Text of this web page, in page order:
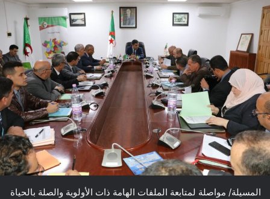
المسيلة/ مواصلة لمتابعة الملفات الهامة ذات الأولوية والصلة بالحياة